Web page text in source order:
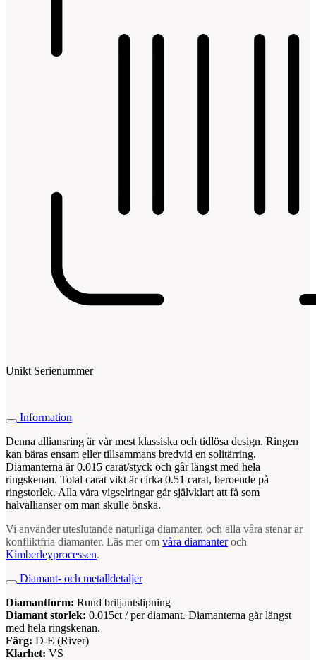
Unikt Serienummer
Information
Denna alliansring är vår mest klassiska och tidlösa design. Ringen
kan bäras ensam eller tillsammans bredvid en solitärring.
Diamanterna är 0.015 carat/styck och går längst med hela
ringskenan. Total carat vikt är cirka 0.51 carat, beroende på
ringstorlek. Alla våra vigselringar går självklart att få som
halvallianser om man skulle önska.
Vi använder uteslutande naturliga diamanter, och alla våra stenar är
konfliktfria diamanter. Läs mer om våra diamanteroch
Kimberleyprocessen.
Diamant- och metalldetaljer
Diamantform: Rund briljantslipning
Diamant storlek: 0.015ct / per diamant. Diamanterna går längst
med hela ringskenan.
Färg: D-E (River)
Klarhet: VS